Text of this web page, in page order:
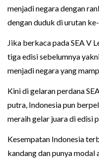
menjadi negara dengan
dengan duduk di urutan
Jika berkaca pada SEA V
tiga edisi sebelumnya
menjadi negara yang
Kini di gelaran perdana
putra, Indonesia pun
meraih gelar juara di edisi
Kesempatan Indonesia
kandang dan punya modal